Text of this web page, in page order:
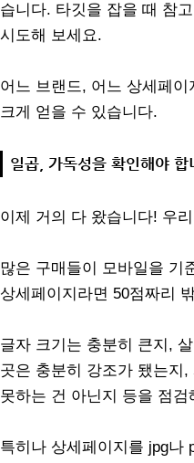
습니다. 타깃을 잡을 때 참
시도해 보세요.
어느 브랜드, 어느 상세페
크게 얻을 수 있습니다.
일곱, 가독성을 확인해야 합
이제 거의 다 왔습니다! 우
많은 구매들이 모바일을 기
상세페이지라면 50점짜리
글자 크기는 충분히 큰지,
곳은 충분히 강조가 됐는지
못하는 건 아닌지 등을 점검
특히나 상세페이지를 jpg나